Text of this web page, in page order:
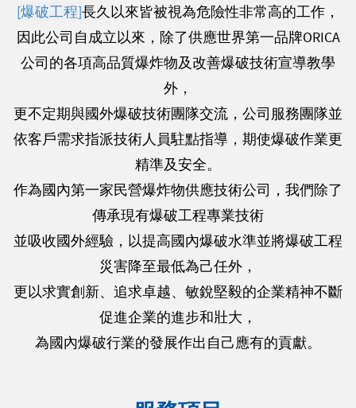
[爆破工程]長久以來皆被視為危險性非常高的工作，
因此公司自成立以來，除了供應世界第一品牌ORICA
公司的各項高品質爆炸物及改善爆破技術宣導教學
外，
更不定期與國外爆破技術團隊交流，公司服務團隊並
依客戶需求指派技術人員駐點指導，期使爆破作業更
精準及安全。
作為國內第一家民營爆炸物供應技術公司，我們除了
傳承現有爆破工程專業技術
並吸收國外經驗，以提高國內爆破水準並將爆破工程
災害降至最低為己任外，
更以求實創新、追求卓越、敏銳堅毅的企業精神不斷
促進企業的進步和壯大，
為國內爆破行業的發展作出自己應有的貢獻。